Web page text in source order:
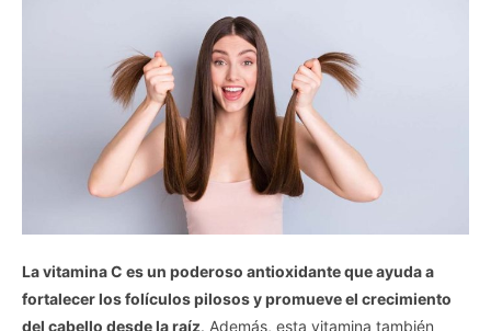
La vitamina C es un poderoso antioxidante que ayuda a
fortalecer los folículos pilosos y promueve el crecimiento
del cabello desde la raíz. Además, esta vitamina también